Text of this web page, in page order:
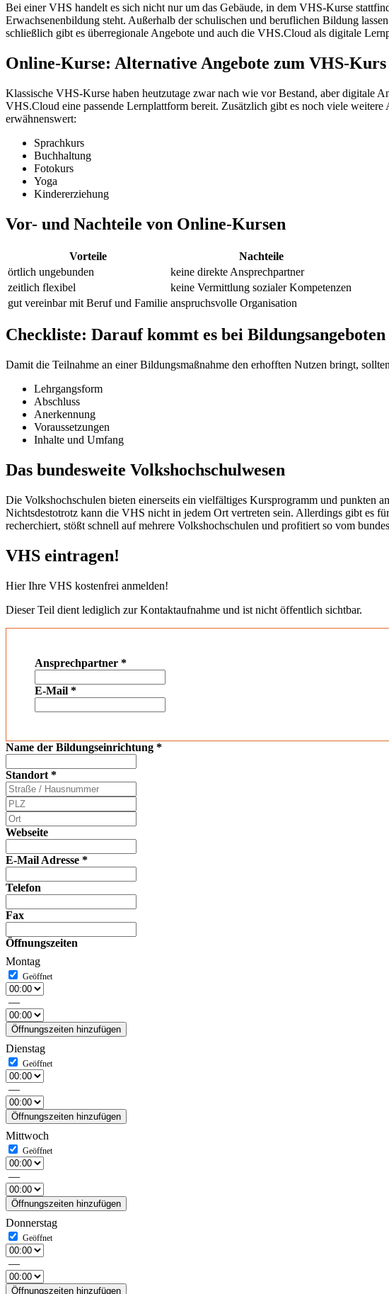
Bei einer VHS handelt es sich nicht nur um das Gebäude, in dem VHS-Kurse
Erwachsenenbildung steht. Außerhalb der schulischen und beruflichen Bildung
schließlich gibt es überregionale Angebote und auch die VHS.Cloud als digitale
Online-Kurse: Alternative Angebote zum VHS-Kurs
Klassische VHS-Kurse haben heutzutage zwar nach wie vor Bestand, aber digitale
VHS.Cloud eine passende Lernplattform bereit. Zusätzlich gibt es noch viele
erwähnenswert:
Sprachkurs
Buchhaltung
Fotokurs
Yoga
Kindererziehung
Vor- und Nachteile von Online-Kursen
Vorteile
Nachteile
örtlich ungebunden
keine direkte Ansprechpartner
zeitlich flexibel
keine Vermittlung sozialer Kompetenzen
gut vereinbar mit Beruf und Familie anspruchsvolle Organisation
Checkliste: Darauf kommt es bei Bildungsangeboten
Damit die Teilnahme an einer Bildungsmaßnahme den erhofften Nutzen bringt,
Lehrgangsform
Abschluss
Anerkennung
Voraussetzungen
Inhalte und Umfang
Das bundesweite Volkshochschulwesen
Die Volkshochschulen bieten einerseits ein vielfältiges Kursprogramm und punkten
Nichtsdestotrotz kann die VHS nicht in jedem Ort vertreten sein. Allerdings gibt es
recherchiert, stößt schnell auf mehrere Volkshochschulen und profitiert so vom
VHS eintragen!
Hier Ihre VHS kostenfrei anmelden!
Dieser Teil dient lediglich zur Kontaktaufnahme und ist nicht öffentlich sichtbar.
Ansprechpartner *
E-Mail *
Name der Bildungseinrichtung *
Standort *
Webseite
E-Mail Adresse *
Telefon
Fax
Öffnungszeiten
Montag
—
Öffnungszeiten hinzufügen
Dienstag
—
Öffnungszeiten hinzufügen
Mittwoch
—
Öffnungszeiten hinzufügen
Donnerstag
—
Öffnungszeiten hinzufügen